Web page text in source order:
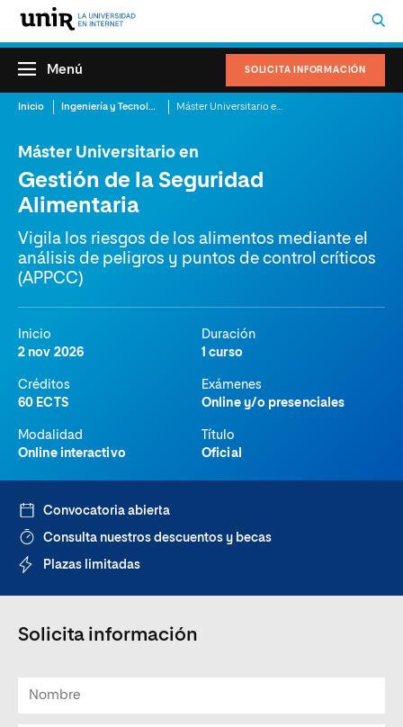
SOLICITA INFORMACIÓN
Menú
Inicio Ingeniería y Tecnología
Máster Universitario en
Gestión de la Seguridad
Alimentaria
Vigila los riesgos de los alimentos mediante el
análisis de peligros y puntos de control críticos
(APPCC)
Inicio
2 nov 2026
Duración
1 curso
Créditos
60 ECTS
Exámenes
Online y/o presenciales
Modalidad
Online interactivo
Título
Oficial
Convocatoria abierta
Consulta nuestros descuentos y becas
Plazas limitadas
Solicita información